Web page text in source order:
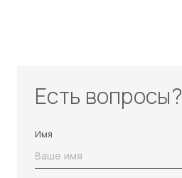
Есть вопросы?
Имя